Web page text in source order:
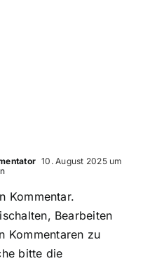
10. August 2025 um
Kommentar.
Bearbeiten
Kommentaren zu
bitte die